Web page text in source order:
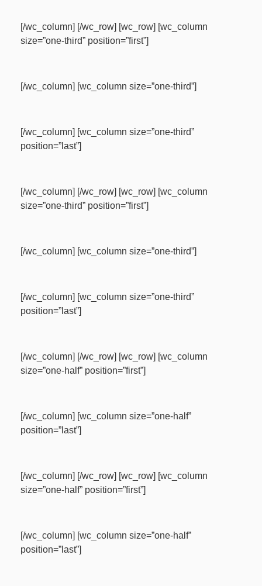
[/wc_column] [/wc_row] [wc_row] [wc_column
size=”one-third” position=”first”]
[/wc_column] [wc_column size=”one-third”]
[/wc_column] [wc_column size=”one-third”
position=”last”]
[/wc_column] [/wc_row] [wc_row] [wc_column
size=”one-third” position=”first”]
[/wc_column] [wc_column size=”one-third”]
[/wc_column] [wc_column size=”one-third”
position=”last”]
[/wc_column] [/wc_row] [wc_row] [wc_column
size=”one-half” position=”first”]
[/wc_column] [wc_column size=”one-half”
position=”last”]
[/wc_column] [/wc_row] [wc_row] [wc_column
size=”one-half” position=”first”]
[/wc_column] [wc_column size=”one-half”
position=”last”]